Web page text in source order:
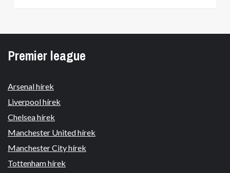
Premier league
Arsenal hírek
Liverpool hírek
Chelsea hírek
Manchester United hírek
Manchester City hírek
Tottenham hírek